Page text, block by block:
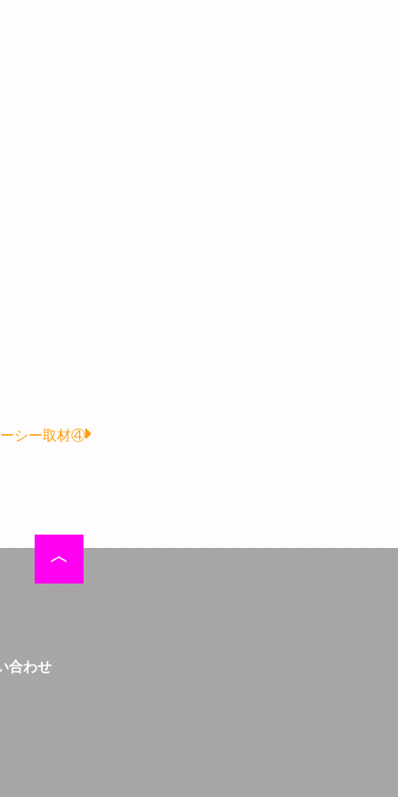
シー取材④Next
合わせ